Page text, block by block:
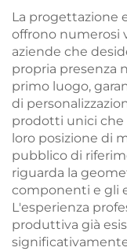
Fuoristrada
La progettazione
offrono numerosi
aziende che
propria presenza
primo luogo,
di
prodotti unici
loro posizione di
pubblico di
riguarda la
componenti e gli
L'esperienza
produttiva già